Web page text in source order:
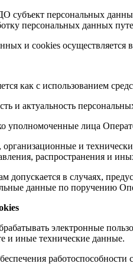
персональных
персональных данных
и cookies
как с использованием
и актуальность
лица
и
распространения и
допускается в случаях,
данные по поручению
электронные
и иные технические данные.